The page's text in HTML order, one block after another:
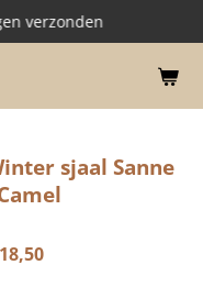
verzonden
sjaal Sanne